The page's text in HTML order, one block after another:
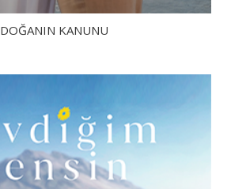
DOĞANIN KANUNU